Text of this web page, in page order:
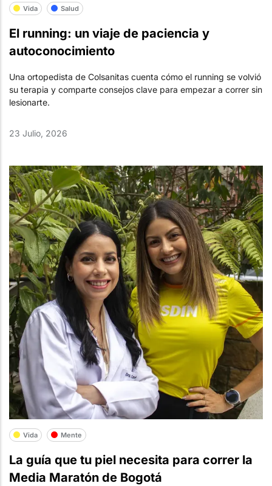
Vida Salud
El running: un viaje de paciencia y
autoconocimiento
Una ortopedista de Colsanitas cuenta cómo el running se volvió
su terapia y comparte consejos clave para empezar a correr sin
lesionarte.
23 Julio, 2026
Vida Mente
La guía que tu piel necesita para correr la
Media Maratón de Bogotá